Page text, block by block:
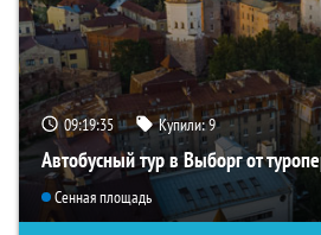
09:19:34 Купили:9
Автобусный тур в Выборг от
Сенная площадь